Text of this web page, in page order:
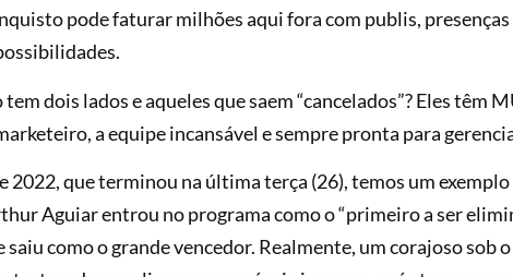
pode faturar milhões aqui fora com publis,
dois lados e aqueles que saem “cancelados”? Eles têm
a equipe incansável e sempre pronta para
2022, que terminou na última terça (26), temos um
Aguiar entrou no programa como o “primeiro a ser
saiu como o grande vencedor. Realmente, um corajoso sob